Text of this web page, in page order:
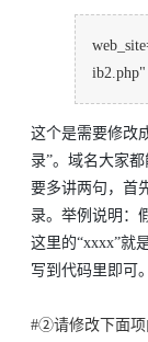
ib2.php"
这个是需要修改
录”。域名大家
要多讲两句，首
录。举例说明：
这里的“xxxx”就
写到代码里即可。
#②请修改下面项